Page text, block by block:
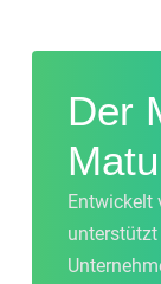
Der
Entwickelt
unterstützt